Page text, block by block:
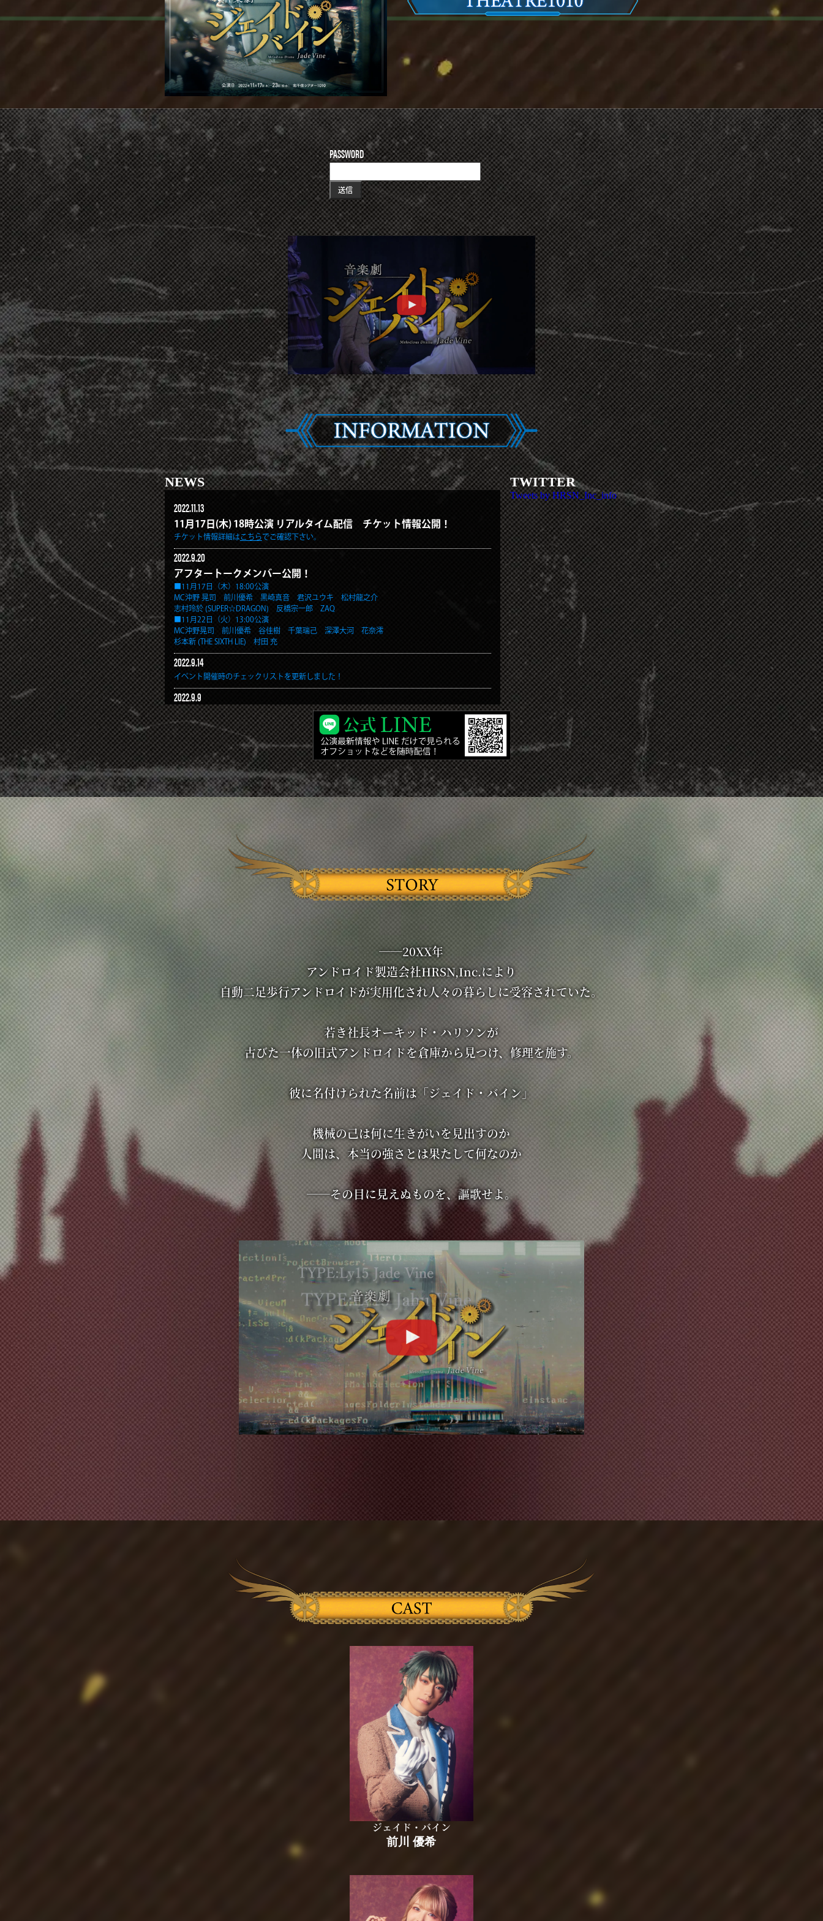
PASSWORD
NEWS
2022.11.13
11月17日(木) 18時公演 リアルタイム配信 チケット情報公開！
チケット情報詳細は こちらでご確認下さい。
2022.9.20
アフタートークメンバー公開！
■11月17日（木）18:00公演
MC沖野 晃司 前川優希 黒崎真音 君沢ユウキ 松村龍之介
志村玲於 (SUPER☆DRAGON) 反橋宗一郎 ZAQ
■11月22日（火）13:00公演
MC沖野晃司 前川優希 谷佳樹 千葉瑞己 深澤大河 花奈澪
杉本新 (THE SIXTH LIE) 村田 充
2022.9.14
イベント開催時のチェックリストを更新しました！
2022.9.9
チケット情報公開！
各種先行販売の情報はこちらでご確認下さい。
2022.9.9
アフターイベント実施決定！
アフタートーク、プレゼント抽選会、お見送り等アフターイベントを実施いたします。スケジュ
ールはこちら
2022.9.4
公演スケジュール公開！
公演タイムテーブルはこちら！
2022.7.31
特設サイトOPEN！
音楽劇ジェイド・バイン特設サイトが公開になりました！
TWITTER
Tweets by HRSN_Inc_info
──20XX年
アンドロイド製造会社HRSN,Inc.により
自動二足歩行アンドロイドが実用化され人々の暮らしに受容されていた。
若き社長オーキッド・ハリソンが
古びた一体の旧式アンドロイドを倉庫から見つけ、修理を施す。
彼に名付けられた名前は「ジェイド・バイン」
機械の己は何に生きがいを見出すのか
人間は、本当の強さとは果たして何なのか
──その目に見えぬものを、謳歌せよ。
ジェイド・バイン
前川 優希